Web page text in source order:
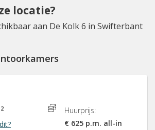
locatie?
aan De Kolk 6 in Swifterbant
2
Huurprijs:
€ 625 p.m. all-in